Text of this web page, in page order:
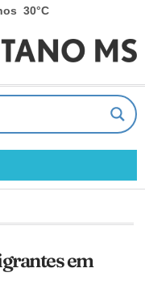
30°C
em